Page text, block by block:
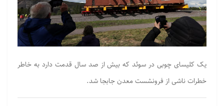
یک کلیسای چوبی در سوئد که بیش از صد سال قدمت دارد به خاطر
خطرات ناشی از فرونشست معدن جابجا شد.